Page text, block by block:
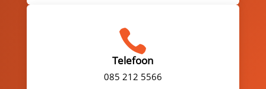

Telefoon
085 212 5566